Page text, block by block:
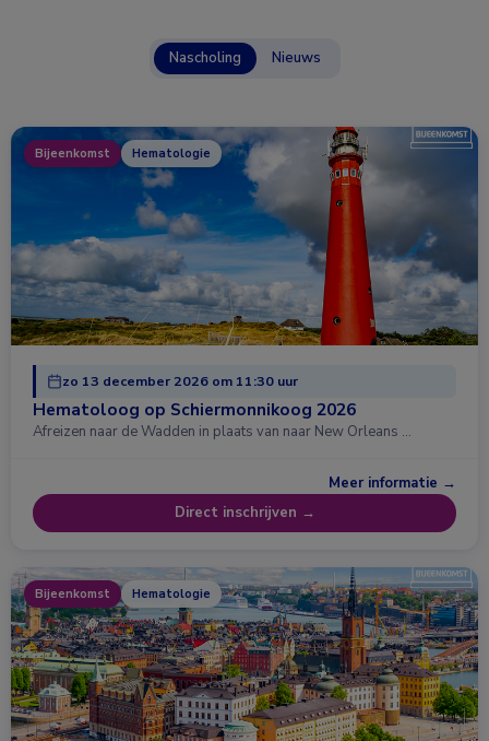
Nascholing Nieuws
Bijeenkomst Hematologie
zo 13 december 2026 om 11:30 uur
Hematoloog op Schiermonnikoog 2026
Afreizen naar de Wadden in plaats van naar New Orleans …
Meer informatie →
Direct inschrijven →
Bijeenkomst Hematologie